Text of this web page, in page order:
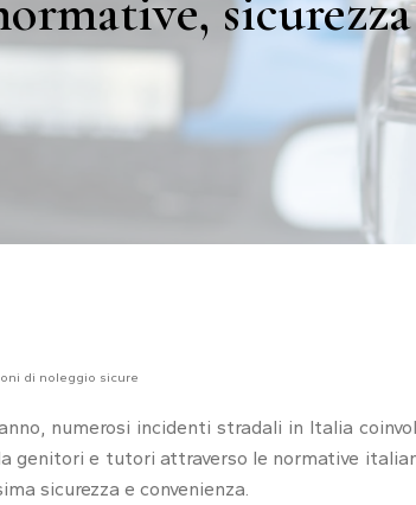
di noleggio sicure
numerosi incidenti stradali in Italia
genitori e tutori attraverso le normative
sicurezza e convenienza.